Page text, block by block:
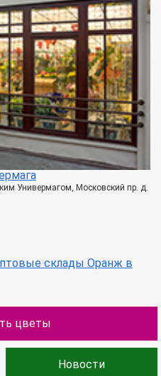
Универмагом, Московский пр. д.
склады Оранж в
цветы
Новости